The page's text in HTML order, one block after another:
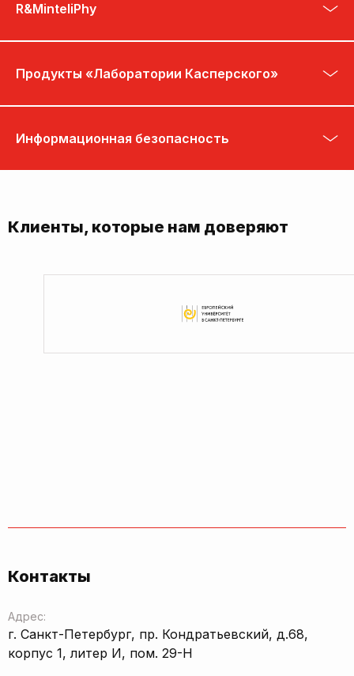
R&MinteliPhy
Продукты «Лаборатории Касперского»
Информационная безопасность
Клиенты, которые нам доверяют
Контакты
Адрес:
г. Санкт-Петербург, пр. Кондратьевский, д.68,
корпус 1, литер И, пом. 29-Н